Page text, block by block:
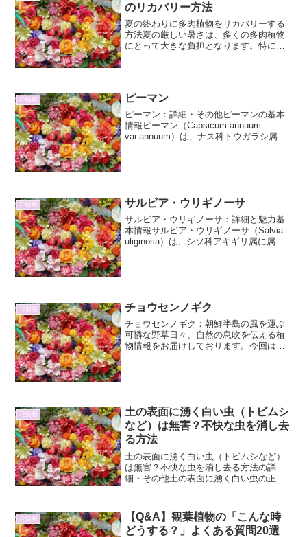
のリカバリー方法
夏の終わりに多肉植物をリカバリーする
方法夏の厳しい暑さは、多くの多肉植物
にとって大きな負担となります。特に、
たり、色が悪くなったり、...
花情報 ピーマン
ピーマン：詳細・その他ピーマンの基本
情報ピーマン（Capsicum annuum
var.annuum）は、ナス科トウガラシ属に
花情報 サルビア・ウリギノーサ
サルビア・ウリギノーサ：詳細と魅力基
本情報サルビア・ウリギノーサ（Salvia
uliginosa）は、シソ科アキギリ属に属す
花情報 チョウセンノギク
チョウセンノギク：朝鮮半島の風を運ぶ
可憐な野草日々、自然の息吹を伝える植
物情報をお届けしております。今回は、
花情報
土の表面に湧く白い虫（トビムシ
など）は無害？不快な虫を消し去
る方法
土の表面に湧く白い虫（トビムシなど）
は無害？不快な虫を消し去る方法の詳
細・その他土の表面に湧く白い虫の正体
ることがあります。これらの虫は、トビ
ムシ（springtail...
花情報
【Q&A】観葉植物の「こんな時
どうする？」よくある質問20選